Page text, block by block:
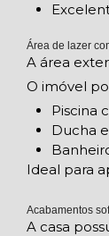
Área de lazer
A área
O imóvel
Piscina
Ducha
Ideal para
Acabamentos
A casa